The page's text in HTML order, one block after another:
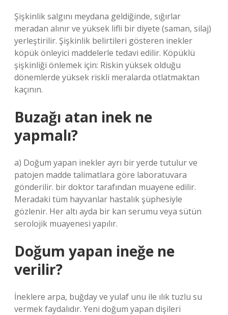
Şişkinlik salgını meydana geldiğinde, sığırlar
meradan alınır ve yüksek lifli bir diyete (saman, silaj)
yerleştirilir. Şişkinlik belirtileri gösteren inekler
köpük önleyici maddelerle tedavi edilir. Köpüklü
şişkinliği önlemek için: Riskin yüksek olduğu
dönemlerde yüksek riskli meralarda otlatmaktan
kaçının.
Buzağı atan inek ne
yapmalı?
a) Doğum yapan inekler ayrı bir yerde tutulur ve
patojen madde talimatlara göre laboratuvara
gönderilir. bir doktor tarafından muayene edilir.
Meradaki tüm hayvanlar hastalık şüphesiyle
gözlenir. Her altı ayda bir kan serumu veya sütün
serolojik muayenesi yapılır.
Doğum yapan ineğe ne
verilir?
İneklere arpa, buğday ve yulaf unu ile ılık tuzlu su
vermek faydalıdır. Yeni doğum yapan dişileri